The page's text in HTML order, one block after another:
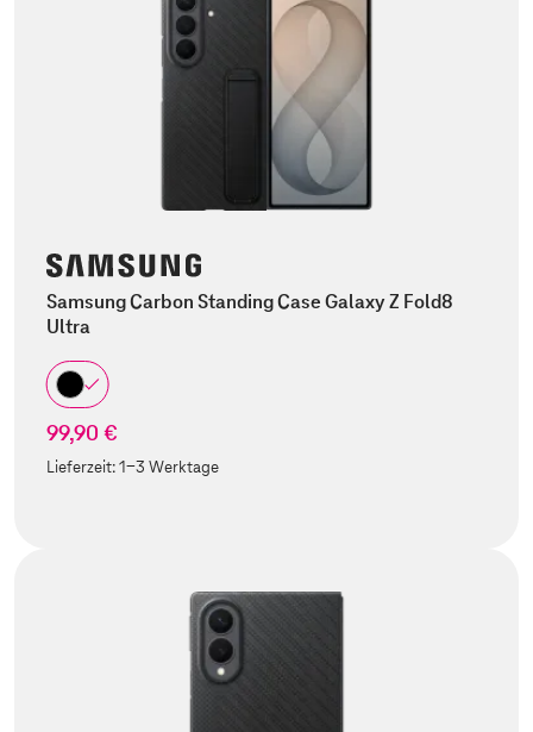
Samsung Carbon Standing Case Galaxy Z Fold8
Ultra
99,90 €
Lieferzeit:1-3 Werktage